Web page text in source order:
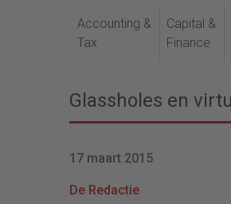
Accounting &
Tax
Capital &
Finance
Glassholes en
17 maart 2015
De Redactie